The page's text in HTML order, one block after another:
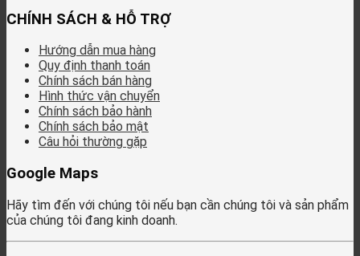
CHÍNH SÁCH & HỖ TRỢ
Hướng dẫn mua hàng
Quy định thanh toán
Chính sách bán hàng
Hình thức vận chuyển
Chính sách bảo hành
Chính sách bảo mật
Câu hỏi thường gặp
Google Maps
Hãy tìm đến với chúng tôi nếu bạn cần chúng tôi và sản phẩm
của chúng tôi đang kinh doanh.